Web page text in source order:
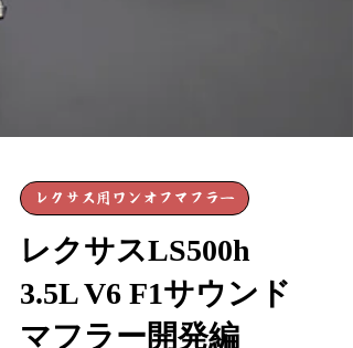
レクサス用ワンオフマフラー
レクサスLS500h
3.5L V6 F1サウンド